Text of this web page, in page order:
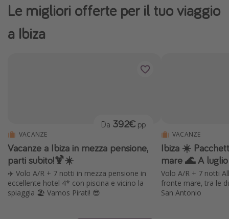
Tunisia
Malta
Canarie
Capo Verde
Le migliori offerte per il tuo viaggio
a Ibiza
VACANZE
Vacanze a Ibiza in mezza pensione,
parti subito!🍹☀️
✈️ Volo A/R + 7 notti in mezza pensione in
eccellente hotel 4* con piscina e vicino la
spiaggia 🏖️ Vamos Pirati! 😎
Da 392€ pp
VACANZE
Ibiza ☀️
mare 🌊 A
Volo A/R + 7 notti
fronte mare, tra le
San Antonio